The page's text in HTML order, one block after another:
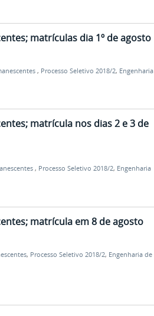
matrículas dia 1º de agosto
, Processo Seletivo 2018/2, Engenharia
matrícula nos dias 2 e 3 de
, Processo Seletivo 2018/2, Engenharia
matrícula em 8 de agosto
, Processo Seletivo 2018/2, Engenharia de